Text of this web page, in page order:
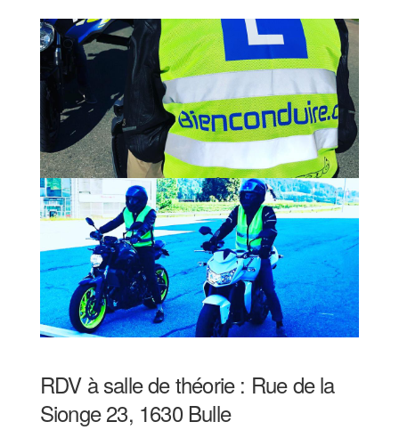
RDV à salle de théorie : Rue de la
Sionge 23, 1630 Bulle